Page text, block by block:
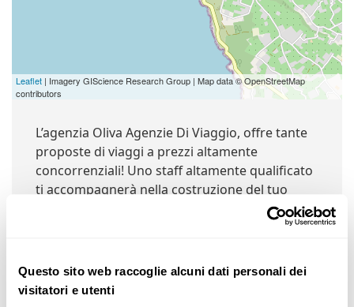
Questo sito web raccoglie alcuni dati personali dei
visitatori e utenti
Leaflet | Imagery GIScience Research Group | Map data © OpenStreetMap
contributors
L’agenzia Oliva Agenzie Di Viaggio, offre tante
proposte di viaggi a prezzi altamente
concorrenziali! Uno staff altamente qualificato
ti accompagnerà nella costruzione del tuo
viaggio. Il nostro lavoro è la nostra passione.